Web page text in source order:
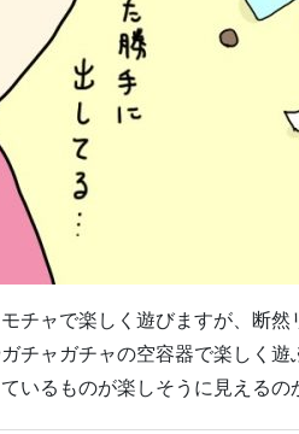
チャで楽しく遊びますが、断
チャガチャの空容器で楽しく
いるものが楽しそうに見える